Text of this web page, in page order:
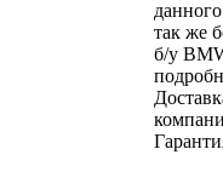
так же
б/у